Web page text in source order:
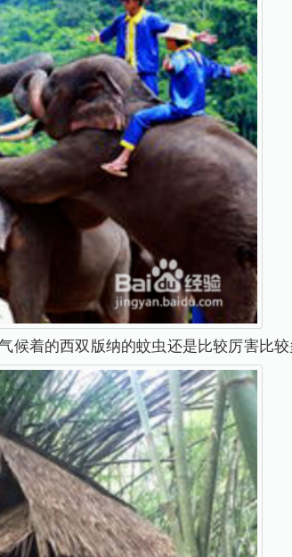
候着的西双版纳的蚊虫还是比较厉害比